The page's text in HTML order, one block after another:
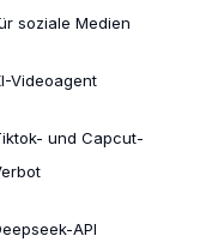
soziale Medien
Videoagent
und Capcut-
API